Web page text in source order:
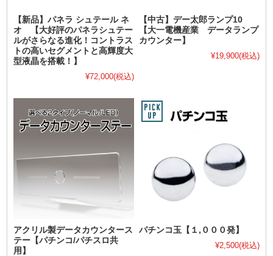
【新品】パネラ シュテール ネ
オ 【大好評のパネラシュテー
ルがさらなる進化！コントラス
トの高いセグメントと高輝度大
型液晶を搭載！】
¥72,000(税込)
【中古】デー太郎ランプ10
【大一電機産業 データランプ
カウンター】
¥19,900(税込)
アクリル製データカウンタース
テー【パチンコ/パチスロ共
用】
パチンコ玉【１,０００発】
¥2,500(税込)